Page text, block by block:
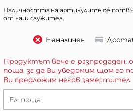
Наличността на артикулите се
от наш служител.
Неналичен
Продуктът вече е разпродаден,
поща, за да Ви уведомим щом го
Ви предложим негов заместител.
Ел. поща